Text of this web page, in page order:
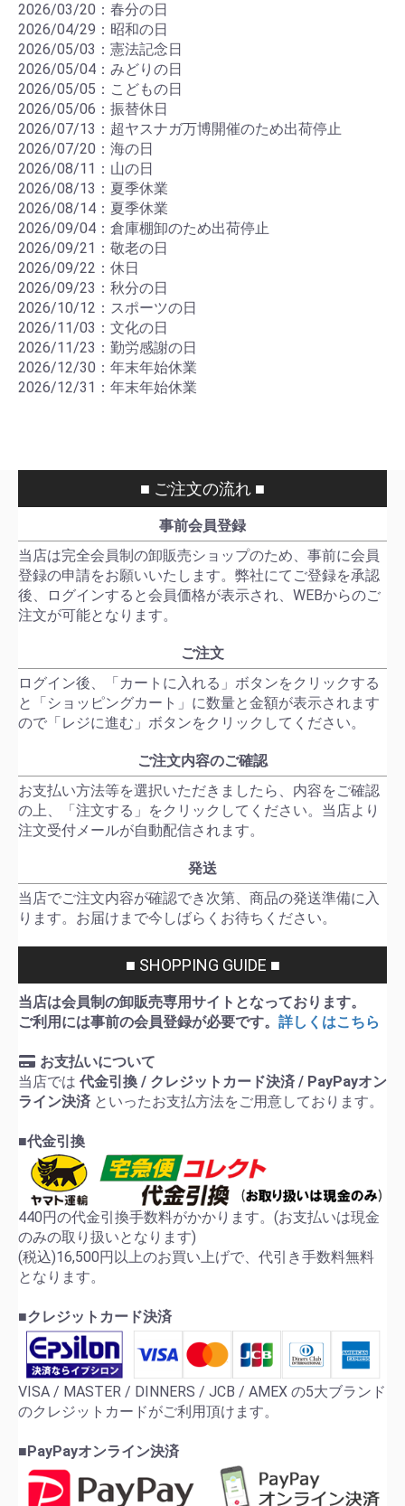
2026/03/20：春分の日
2026/04/29：昭和の日
2026/05/03：憲法記念日
2026/05/04：みどりの日
2026/05/05：こどもの日
2026/05/06：振替休日
2026/07/13：超ヤスナガ万博開催のため出荷停止
2026/07/20：海の日
2026/08/11：山の日
2026/08/13：夏季休業
2026/08/14：夏季休業
2026/09/04：倉庫棚卸のため出荷停止
2026/09/21：敬老の日
2026/09/22：休日
2026/09/23：秋分の日
2026/10/12：スポーツの日
2026/11/03：文化の日
2026/11/23：勤労感謝の日
2026/12/30：年末年始休業
2026/12/31：年末年始休業
■ ご注文の流れ ■
事前会員登録
当店は完全会員制の卸販売ショップのため、事前に会員
登録の申請をお願いいたします。弊社にてご登録を承認
後、ログインすると会員価格が表示され、WEBからのご
注文が可能となります。
ご注文
ログイン後、「カートに入れる」ボタンをクリックする
と「ショッピングカート」に数量と金額が表示されます
ので「レジに進む」ボタンをクリックしてください。
ご注文内容のご確認
お支払い方法等を選択いただきましたら、内容をご確認
の上、「注文する」をクリックしてください。当店より
注文受付メールが自動配信されます。
発送
当店でご注文内容が確認でき次第、商品の発送準備に入
ります。お届けまで今しばらくお待ちください。
■ SHOPPING GUIDE ■
当店は会員制の卸販売専用サイトとなっております。
ご利用には事前の会員登録が必要です。 詳しくはこちら
お支払いについて
当店では 代金引換 / クレジットカード決済 / PayPayオン
ライン決済 といったお支払方法をご用意しております。
■代金引換
440円の代金引換手数料がかかります。(お支払いは現金
のみの取り扱いとなります)
(税込)16,500円以上のお買い上げで、代引き手数料無料
となります。
■クレジットカード決済
VISA / MASTER / DINNERS / JCB / AMEX の5大ブランド
のクレジットカードがご利用頂けます。
■PayPayオンライン決済